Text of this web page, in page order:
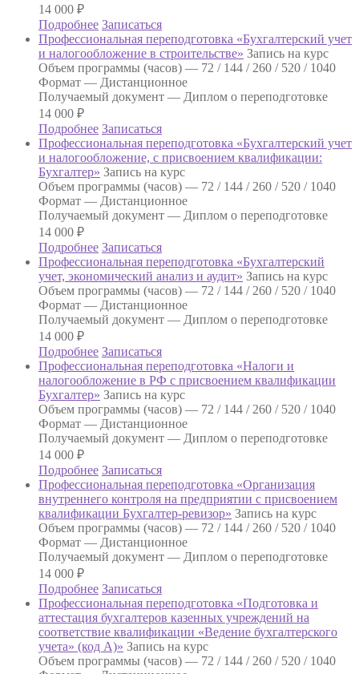
14 000 ₽
Подробнее Записаться
Профессиональная переподготовка «Бухгалтерский учет
и налогообложение в строительстве» Запись на курс
Объем программы (часов) — 72 / 144 / 260 / 520 / 1040
Формат — Дистанционное
Получаемый документ — Диплом о переподготовке
14 000 ₽
Подробнее Записаться
Профессиональная переподготовка «Бухгалтерский учет
и налогообложение, с присвоением квалификации:
Бухгалтер» Запись на курс
Объем программы (часов) — 72 / 144 / 260 / 520 / 1040
Формат — Дистанционное
Получаемый документ — Диплом о переподготовке
14 000 ₽
Подробнее Записаться
Профессиональная переподготовка «Бухгалтерский
учет, экономический анализ и аудит» Запись на курс
Объем программы (часов) — 72 / 144 / 260 / 520 / 1040
Формат — Дистанционное
Получаемый документ — Диплом о переподготовке
14 000 ₽
Подробнее Записаться
Профессиональная переподготовка «Налоги и
налогообложение в РФ с присвоением квалификации
Бухгалтер» Запись на курс
Объем программы (часов) — 72 / 144 / 260 / 520 / 1040
Формат — Дистанционное
Получаемый документ — Диплом о переподготовке
14 000 ₽
Подробнее Записаться
Профессиональная переподготовка «Организация
внутреннего контроля на предприятии с присвоением
квалификации Бухгалтер-ревизор» Запись на курс
Объем программы (часов) — 72 / 144 / 260 / 520 / 1040
Формат — Дистанционное
Получаемый документ — Диплом о переподготовке
14 000 ₽
Подробнее Записаться
Профессиональная переподготовка «Подготовка и
аттестация бухгалтеров казенных учреждений на
соответствие квалификации «Ведение бухгалтерского
учета» (код А)» Запись на курс
Объем программы (часов) — 72 / 144 / 260 / 520 / 1040